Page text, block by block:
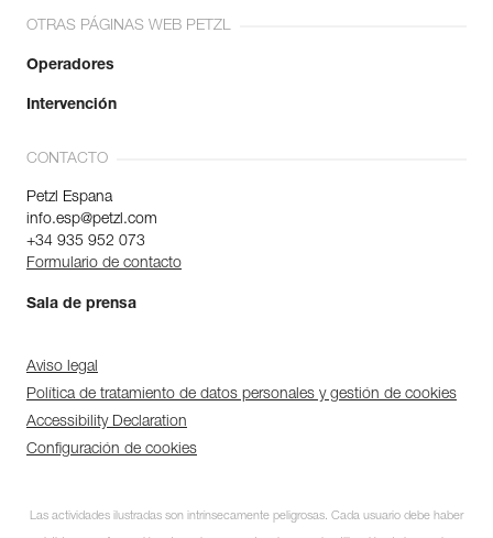
OTRAS PÁGINAS WEB PETZL
Operadores
Intervención
CONTACTO
Petzl Espana
info.esp@petzl.com
+34 935 952 073
Formulario de contacto
Sala de prensa
Aviso legal
Política de tratamiento de datos personales y gestión de cookies
Accessibility Declaration
Configuración de cookies
Las actividades ilustradas son intrínsecamente peligrosas. Cada usuario debe haber